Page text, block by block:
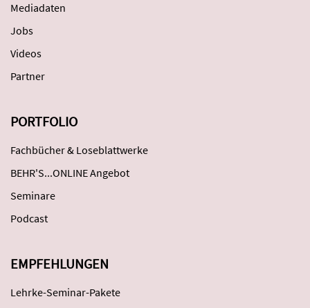
Mediadaten
Jobs
Videos
Partner
PORTFOLIO
Fachbücher & Loseblattwerke
BEHR'S...ONLINE Angebot
Seminare
Podcast
EMPFEHLUNGEN
Lehrke-Seminar-Pakete